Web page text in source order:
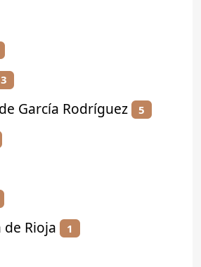
3
García Rodríguez 5
de Rioja 1